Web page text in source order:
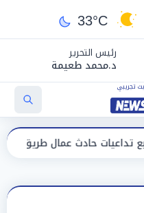
33°C
رئيس التحرير
د.محمد طعيمة
طريق بني سويف الصحراوي